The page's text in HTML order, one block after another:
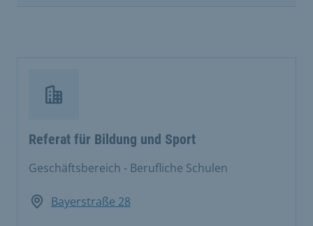
Referat für Bildung und Sport
Geschäftsbereich - Berufliche Schulen
Bayerstraße 28